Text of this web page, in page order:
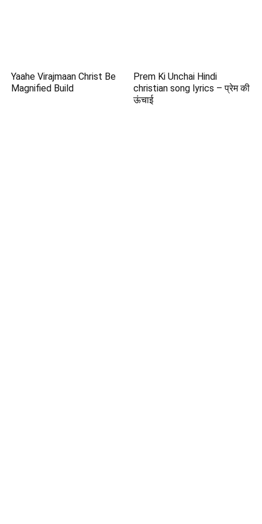
Yaahe Virajmaan Christ Be
Magnified Build
Prem Ki Unchai Hindi
christian song lyrics – प्रेम की
ऊंचाई